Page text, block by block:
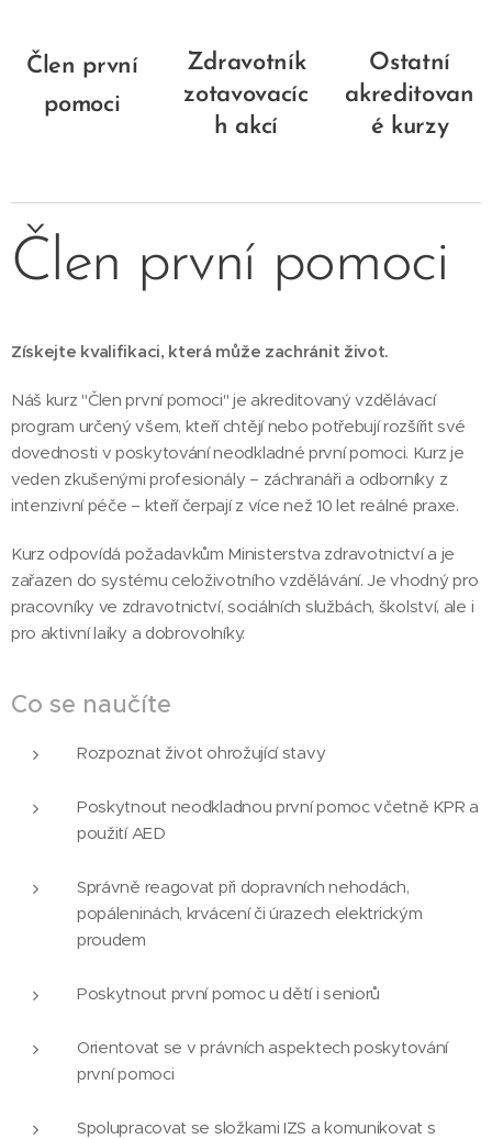
Člen první
pomoci
Zdravotník
zotavovacíc
h akcí
Ostatní
akreditovan
é kurzy
Člen první pomoci
Získejte kvalifikaci, která může zachránit život.
Náš kurz "Člen první pomoci" je akreditovaný vzdělávací
program určený všem, kteří chtějí nebo potřebují rozšířit své
dovednosti v poskytování neodkladné první pomoci. Kurz je
veden zkušenými profesionály – záchranáři a odborníky z
intenzivní péče – kteří čerpají z více než 10 let reálné praxe.
Kurz odpovídá požadavkům Ministerstva zdravotnictví a je
zařazen do systému celoživotního vzdělávání. Je vhodný pro
pracovníky ve zdravotnictví, sociálních službách, školství, ale i
pro aktivní laiky a dobrovolníky.
Co se naučíte
Rozpoznat život ohrožující stavy
Poskytnout neodkladnou první pomoc včetně KPR a
použití AED
Správně reagovat při dopravních nehodách,
popáleninách, krvácení či úrazech elektrickým
proudem
Poskytnout první pomoc u dětí i seniorů
Orientovat se v právních aspektech poskytování
první pomoci
Spolupracovat se složkami IZS a komunikovat s